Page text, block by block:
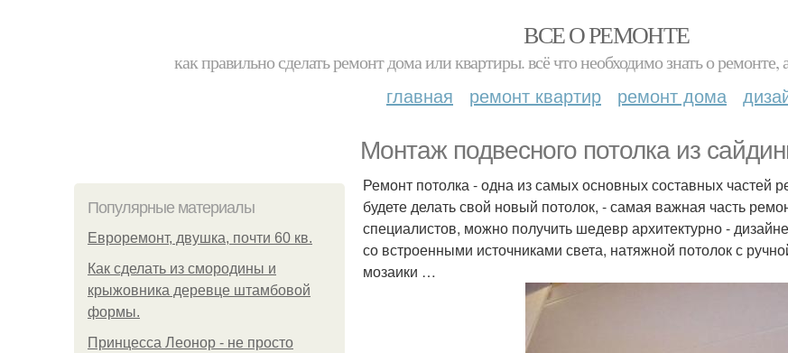
ВСЕ О РЕМОНТЕ
как правильно сделать ремонт дома или квартиры. всё что необходимо знать о
главная ремонт квартир ремонт дома
Монтаж подвесного потолка из
Популярные материалы
Евроремонт, двушка, почти 60 кв.
Как сделать из смородины и
крыжовника деревце штамбовой
формы.
Принцесса Леонор - не просто
Ремонт потолка - одна из самых основных составных частей
будете делать свой новый потолок, - самая важная часть
специалистов, можно получить шедевр архитектурно -
со встроенными источниками света, натяжной потолок с
мозаики …